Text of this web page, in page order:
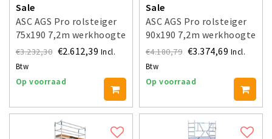
Sale
ASC AGS Pro rolsteiger
75x190 7,2m werkhoogte
voorloopleuning enkel
€3.232,30 €2.612,39 Incl.
Btw
Op voorraad
Sale
ASC AGS Pro rolsteiger
90x190 7,2m werkhoogte
voorloopleuning dubbel
€4.180,79 €3.374,69 Incl.
Btw
Op voorraad